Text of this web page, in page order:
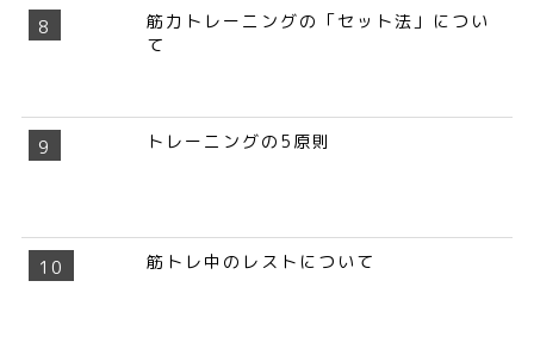
筋力トレーニングの「セット法」につい
て
トレーニングの5原則
筋トレ中のレストについて